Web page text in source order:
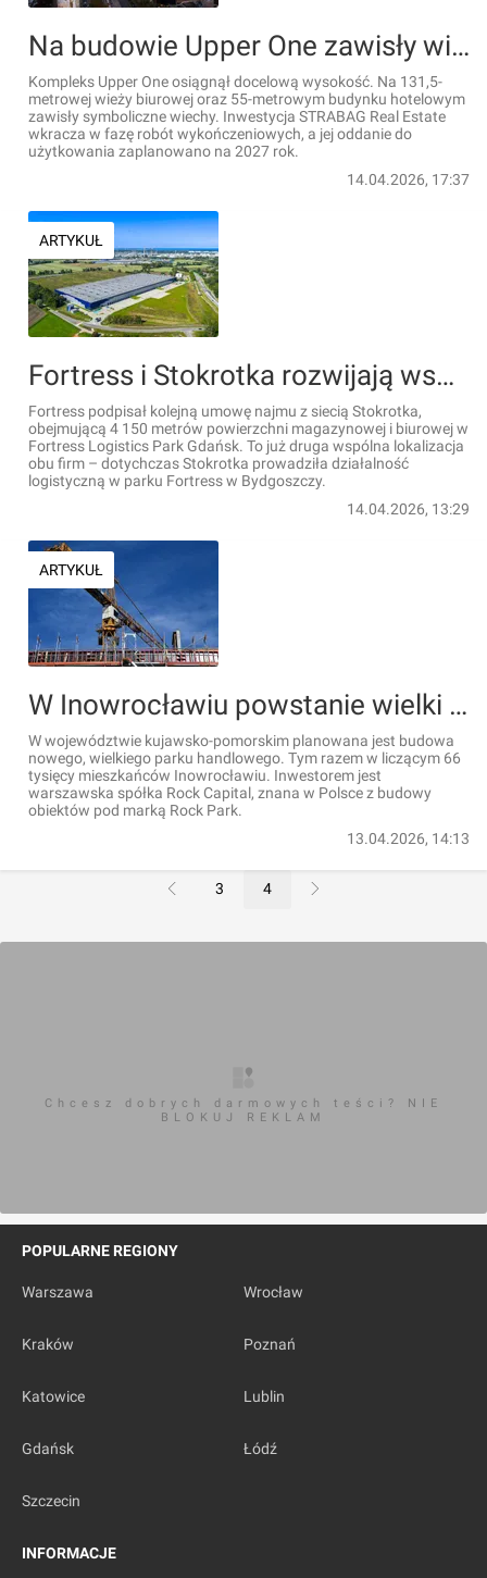
Na budowie Upper One zawisły wiechy. Inwestycja wchodzi w kolejną fazę [FILMY+ZDJĘCIA+WIZUALIZACJE]
Kompleks Upper One osiągnął docelową wysokość. Na 131,5-
metrowej wieży biurowej oraz 55-metrowym budynku hotelowym
zawisły symboliczne wiechy. Inwestycja STRABAG Real Estate
wkracza w fazę robót wykończeniowych, a jej oddanie do
użytkowania zaplanowano na 2027 rok.
14.04.2026, 17:37
ARTYKUŁ
Fortress i Stokrotka rozwijają współpracę – nowa umowa najmu w Gdańsku
Fortress podpisał kolejną umowę najmu z siecią Stokrotka,
obejmującą 4 150 metrów powierzchni magazynowej i biurowej w
Fortress Logistics Park Gdańsk. To już druga wspólna lokalizacja
obu firm – dotychczas Stokrotka prowadziła działalność
logistyczną w parku Fortress w Bydgoszczy.
14.04.2026, 13:29
ARTYKUŁ
W Inowrocławiu powstanie wielki park handlowy
W województwie kujawsko-pomorskim planowana jest budowa
nowego, wielkiego parku handlowego. Tym razem w liczącym 66
tysięcy mieszkańców Inowrocławiu. Inwestorem jest
warszawska spółka Rock Capital, znana w Polsce z budowy
obiektów pod marką Rock Park.
13.04.2026, 14:13
3 4
Chcesz dobrych darmowych teści? NIE
BLOKUJ REKLAM
POPULARNE REGIONY
Warszawa Wrocław
Kraków Poznań
Katowice Lublin
Gdańsk Łódź
Szczecin
INFORMACJE